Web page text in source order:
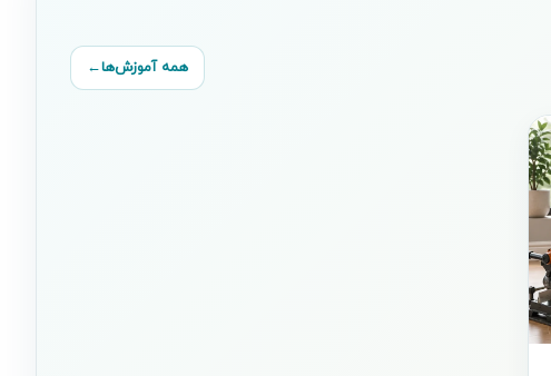
همه آموزش‌ها←